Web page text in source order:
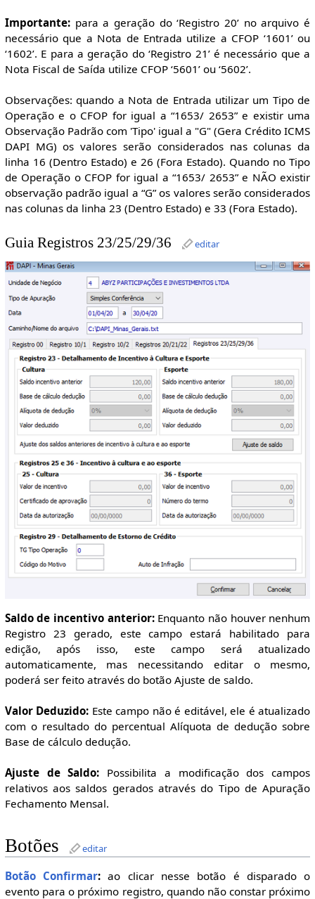
Importante:para a geração do ‘Registro 20’ no arquivo é
necessário que a Nota de Entrada utilize a CFOP ‘1601’ ou
‘1602’. E para a geração do ‘Registro 21’ é necessário que a
Nota Fiscal de Saída utilize CFOP ‘5601’ ou ‘5602’.
Observações: quando a Nota de Entrada utilizar um Tipo de
Operação e o CFOP for igual a “1653/ 2653” e existir uma
Observação Padrão com 'Tipo' igual a "G" (Gera Crédito ICMS
DAPI MG) os valores serão considerados nas colunas da
linha 16 (Dentro Estado) e 26 (Fora Estado). Quando no Tipo
de Operação o CFOP for igual a “1653/ 2653” e NÃO existir
observação padrão igual a “G” os valores serão considerados
nas colunas da linha 23 (Dentro Estado) e 33 (Fora Estado).
Guia Registros 23/25/29/36 editar
Saldo de incentivo anterior:Enquanto não houver nenhum
Registro 23 gerado, este campo estará habilitado para
edição, após isso, este campo será atualizado
automaticamente, mas necessitando editar o mesmo,
poderá ser feito através do botão Ajuste de saldo.
Valor Deduzido: Este campo não é editável, ele é atualizado
com o resultado do percentual Alíquota de dedução sobre
Base de cálculo dedução.
Ajuste de Saldo: Possibilita a modificação dos campos
relativos aos saldos gerados através do Tipo de Apuração
Fechamento Mensal.
Botões editar
Botão Confirmar: ao clicar nesse botão é disparado o
evento para o próximo registro, quando não constar próximo